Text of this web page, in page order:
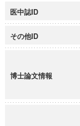
医中誌ID
その他ID
博士論文情報